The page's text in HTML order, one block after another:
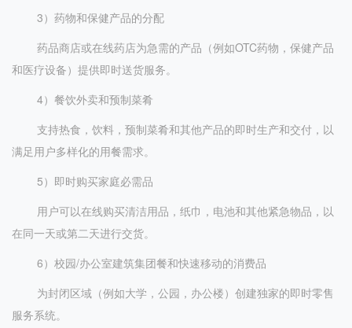
3）药物和保健产品的分配
药品商店或在线药店为急需的产品（例如OTC药物，保健产品
和医疗设备）提供即时送货服务。
4）餐饮外卖和预制菜肴
支持热食，饮料，预制菜肴和其他产品的即时生产和交付，以
满足用户多样化的用餐需求。
5）即时购买家庭必需品
用户可以在线购买清洁用品，纸巾，电池和其他紧急物品，以
在同一天或第二天进行交货。
6）校园/办公室建筑集团餐和快速移动的消费品
为封闭区域（例如大学，公园，办公楼）创建独家的即时零售
服务系统。